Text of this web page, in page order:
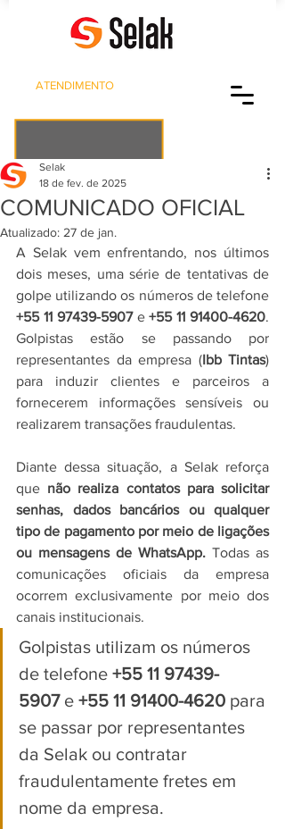
ATENDIMENTO
COMUNICADO OFICIAL
Selak
18 de fev. de 2025
Atualizado: 27 de jan.
A Selak vem enfrentando, nos últimos
dois meses, uma série de tentativas de
+55 11 97439-5907 e +55 11 91400-4620.
Golpistas estão se passando por
representantes da empresa (Ibb Tintas)
para induzir clientes e parceiros a
fornecerem informações sensíveis ou
realizarem transações fraudulentas.
Diante dessa situação, a Selak reforça
que não realiza contatos para solicitar
senhas, dados bancários ou qualquer
tipo de pagamento por meio de ligações
ou mensagens de WhatsApp. Todas as
comunicações oficiais da empresa
ocorrem exclusivamente por meio dos
canais institucionais.
Golpistas utilizam os números
de telefone +55 11 97439-
5907 e +55 11 91400-4620 para
se passar por representantes
da Selak ou contratar
fraudulentamente fretes em
nome da empresa.